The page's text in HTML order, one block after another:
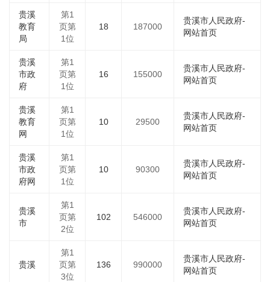
贵溪
教育
局
第1
页第
1位
18 187000
贵溪市人民政府-
网站首页
贵溪
市政
府
第1
页第
1位
16 155000
贵溪市人民政府-
网站首页
贵溪
教育
网
第1
页第
1位
10 29500
贵溪市人民政府-
网站首页
贵溪
市政
府网
第1
页第
1位
10 90300
贵溪市人民政府-
网站首页
贵溪
市
第1
页第
2位
102 546000
贵溪市人民政府-
网站首页
贵溪
第1
页第
3位
136 990000
贵溪市人民政府-
网站首页